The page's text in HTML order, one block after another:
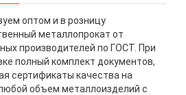
оптом и в розницу
металлопрокат от
производителей по ГОСТ. При
полный комплект документов,
сертификаты качества на
объем металлоизделий с